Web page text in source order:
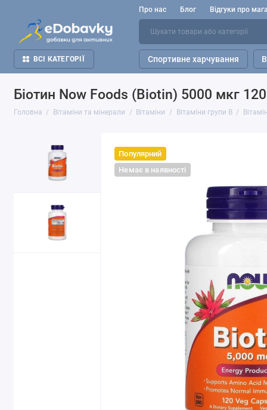
Про нас Блог Відгуки про
ВСІ КАТЕГОРІЇ Спортивне харчування
Біотин Now Foods (Biotin) 5000 мкг
Головна Вітаміни та мінерали Вітаміни Вітаміни групи В
Популярний
Немає в наявності